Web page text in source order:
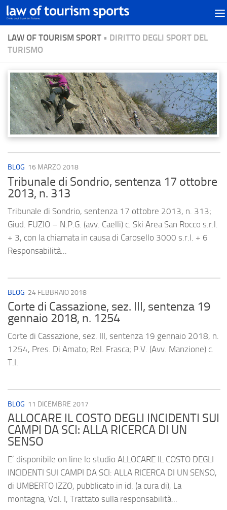
LAW OF TOURISM SPORT • DIRITTO DEGLI SPORT DEL
TURISMO
BLOG 16 MARZO 2018
Tribunale di Sondrio, sentenza 17 ottobre
2013, n. 313
Tribunale di Sondrio, sentenza 17 ottobre 2013, n. 313;
Giud. FUZIO ­– N.P.G. (avv. Caelli) c. Ski Area San Rocco s.r.l.
+ 3, con la chiamata in causa di Carosello 3000 s.r.l. + 6
Responsabilità...
BLOG 24 FEBBRAIO 2018
Corte di Cassazione, sez. III, sentenza 19
gennaio 2018, n. 1254
Corte di Cassazione, sez. III, sentenza 19 gennaio 2018, n.
1254, Pres. Di Amato; Rel. Frasca; P.V. (Avv. Manzione) c.
T.I.
BLOG 11 DICEMBRE 2017
ALLOCARE IL COSTO DEGLI INCIDENTI SUI
CAMPI DA SCI: ALLA RICERCA DI UN
SENSO
E’ disponibile on line lo studio ALLOCARE IL COSTO DEGLI
INCIDENTI SUI CAMPI DA SCI: ALLA RICERCA DI UN SENSO,
di UMBERTO IZZO, pubblicato in id. (a cura di), La
montagna, Vol. I, Trattato sulla responsabilità...